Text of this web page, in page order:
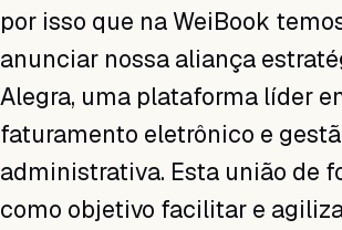
por isso que na WeiBook
anunciar nossa aliança
Alegra, uma plataforma líder
faturamento eletrônico e
administrativa. Esta união de
como objetivo facilitar e